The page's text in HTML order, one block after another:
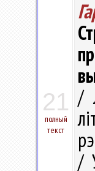
21
полный
текст
/
/